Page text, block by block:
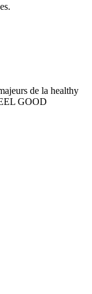
de la healthy
GOOD